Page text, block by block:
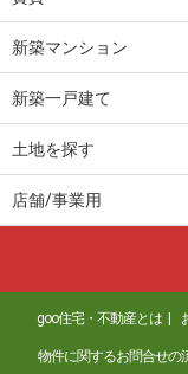
新築マンション
新築一戸建て
土地を探す
店舗/事業用
goo住宅・不動産とは
物件に関するお問合せの